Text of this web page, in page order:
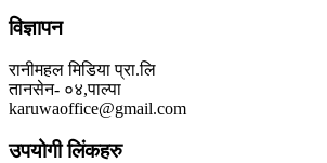
विज्ञापन
रानीमहल मिडिया प्रा.लि
तानसेन- ०४,पाल्पा
karuwaoffice@gmail.com
उपयोगी लिंकहरु